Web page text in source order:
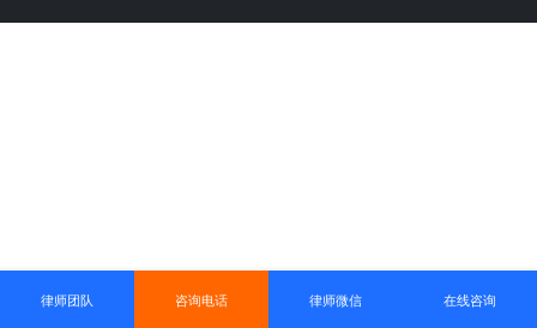
律师团队 咨询电话 律师微信 在线咨询